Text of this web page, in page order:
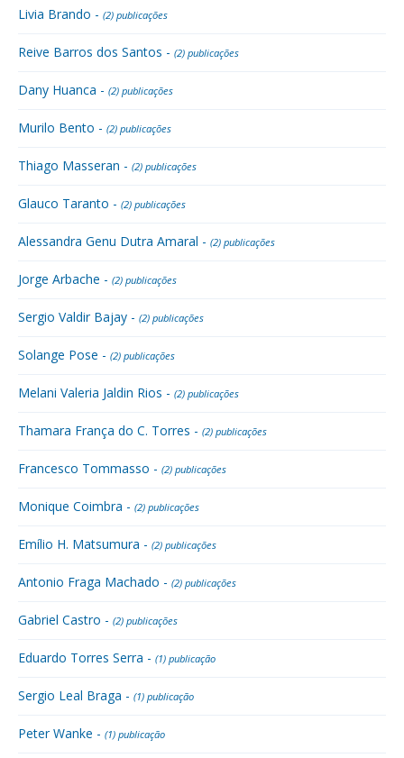
Livia Brando - (2) publicações
Reive Barros dos Santos - (2) publicações
Dany Huanca - (2) publicações
Murilo Bento - (2) publicações
Thiago Masseran - (2) publicações
Glauco Taranto - (2) publicações
Alessandra Genu Dutra Amaral - (2) publicações
Jorge Arbache - (2) publicações
Sergio Valdir Bajay - (2) publicações
Solange Pose - (2) publicações
Melani Valeria Jaldin Rios - (2) publicações
Thamara França do C. Torres - (2) publicações
Francesco Tommasso - (2) publicações
Monique Coimbra - (2) publicações
Emílio H. Matsumura - (2) publicações
Antonio Fraga Machado - (2) publicações
Gabriel Castro - (2) publicações
Eduardo Torres Serra - (1) publicação
Sergio Leal Braga - (1) publicação
Peter Wanke - (1) publicação